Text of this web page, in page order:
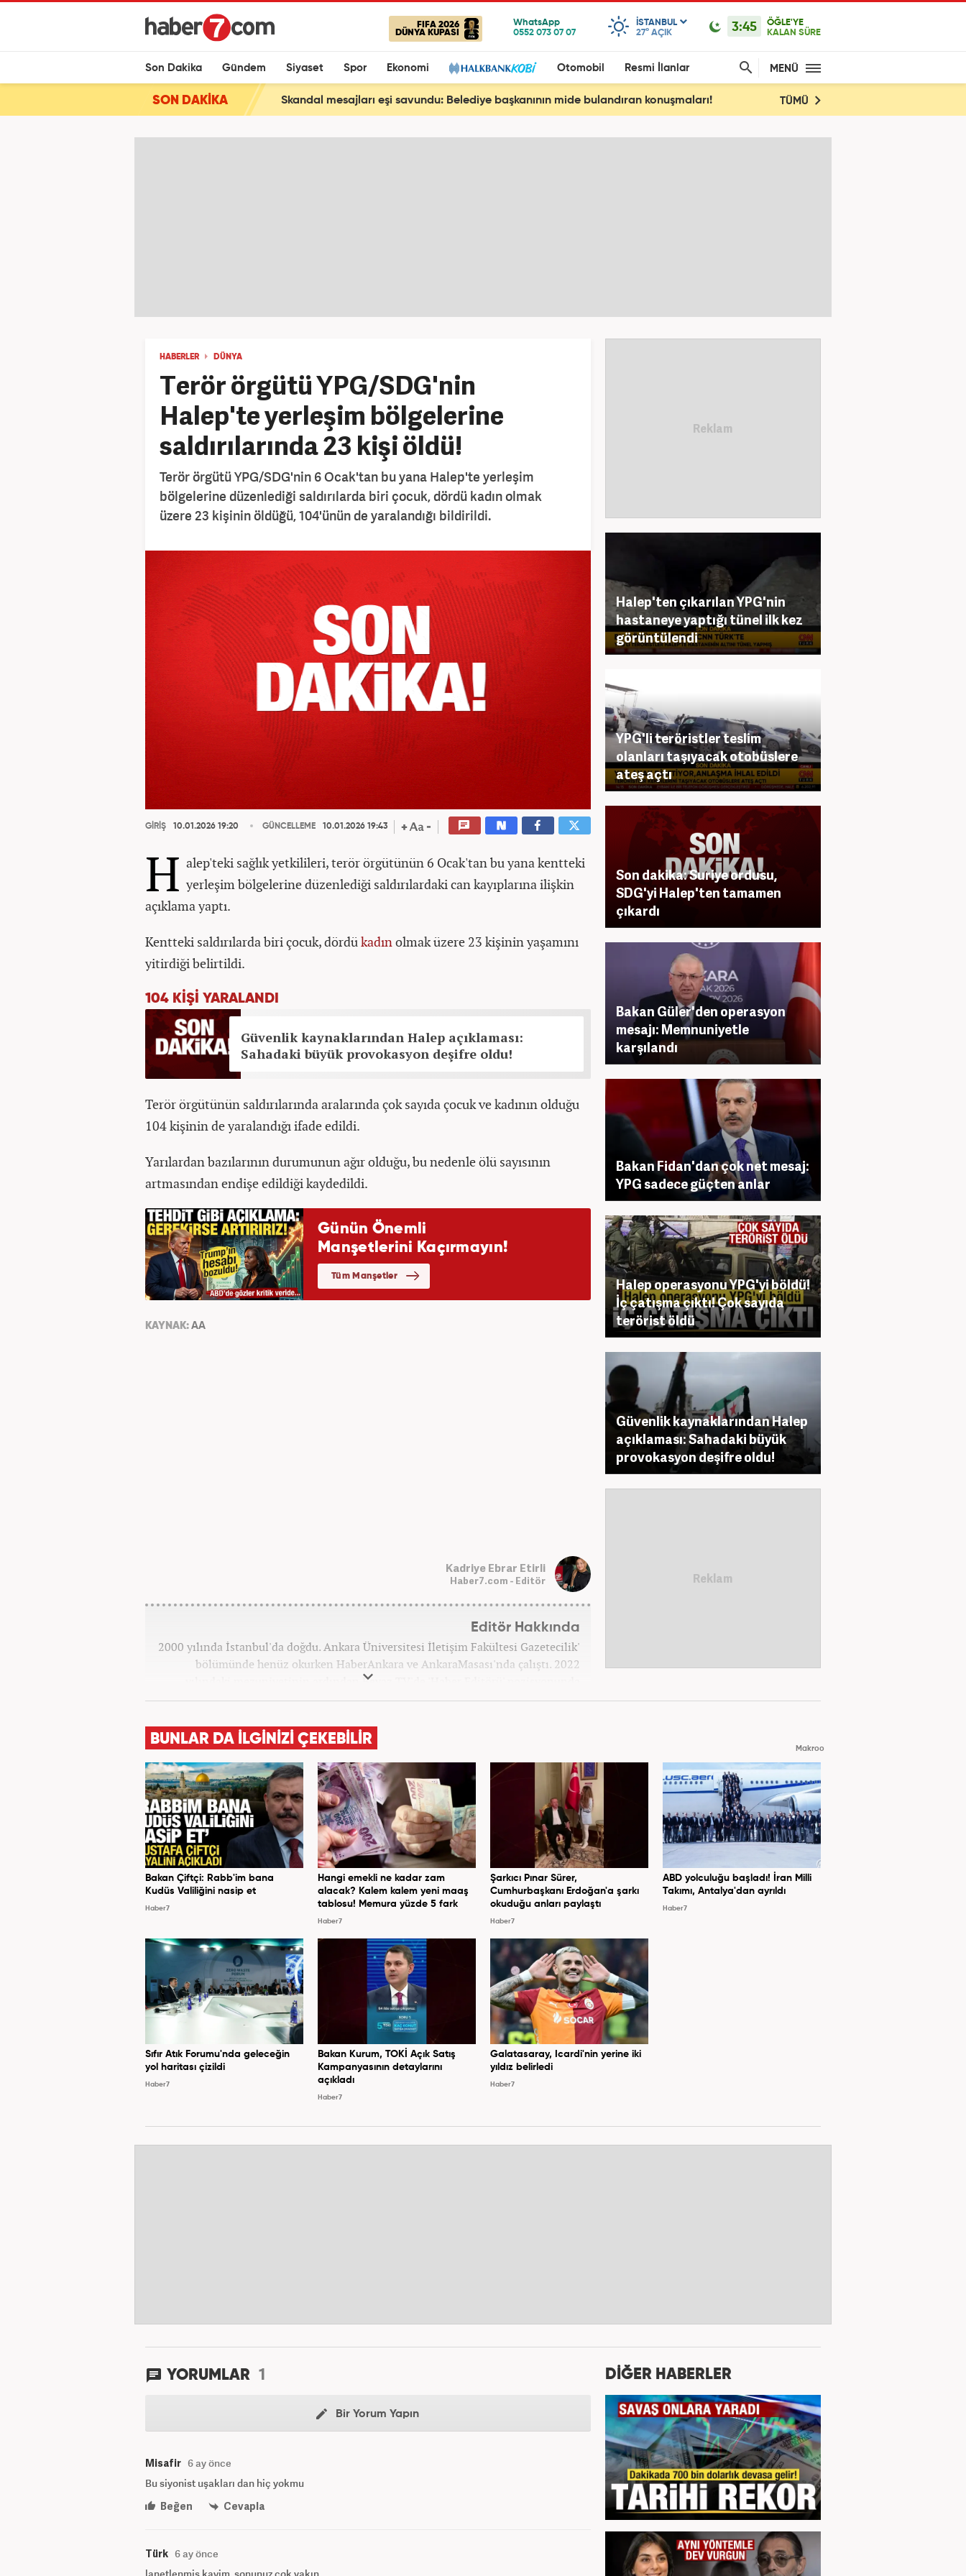
FIFA 2026
DÜNYA KUPASI
ISTANBUL
27° AÇIK 3:45
ÖĞLE'YE
KALAN SÜRE
Son Dakika Gündem Siyaset Spor Ekonomi Otomobil Resmi İlanlar MENÜ
SON DAKİKA Skandal mesajları eşi savundu: Belediye başkanının mide bulandıran konuşmaları! TÜMÜ
HABERLER DÜNYA
Terör örgütü YPG/SDG'nin
Halep'te yerleşim bölgelerine
saldırılarında 23 kişi öldü!
Terör örgütü YPG/SDG'nin 6 Ocak'tan bu yana Halep'te yerleşim
bölgelerine düzenlediği saldırılarda biri çocuk, dördü kadın olmak
üzere 23 kişinin öldüğü, 104'ünün de yaralandığı bildirildi.
GİRİŞ 10.01.2026 19:20 GÜNCELLEME 10.01.2026 19:43
H alep'teki sağlık yetkilileri, terör örgütünün 6 Ocak'tan bu yana kentteki
yerleşim bölgelerine düzenlediği saldırılardaki can kayıplarına ilişkin
açıklama yaptı.
Kentteki saldırılarda biri çocuk, dördükadınolmak üzere 23 kişinin yaşamını
yitirdiği belirtildi.
104 KİŞİ YARALANDI
Güvenlik kaynaklarından Halep açıklaması:
Sahadaki büyük provokasyon deşifre oldu!
Terör örgütünün saldırılarında aralarında çok sayıda çocuk ve kadının olduğu
104 kişinin de yaralandığı ifade edildi.
Yarılardan bazılarının durumunun ağır olduğu, bu nedenle ölü sayısının
artmasından endişe edildiği kaydedildi.
KAYNAK: AA
Kadriye Ebrar Etirli
Haber7.com - Editör
Editör Hakkında
2000 yılında İstanbul'da doğdu. Ankara Üniversitesi İletişim Fakültesi Gazetecilik'
bölümünde henüz okurken HaberAnkara ve AnkaraMasası'nda çalıştı. 2022
yılındaki mezuniyetinin ardından Beyaz TV'de 'Haber Editörü' pozisyonunda
görev aldı. 2024 yılının Şubat ayından itibaren Haber7'deki Gündem Editörü
Halep'ten çıkarılan YPG'nin
hastaneye yaptığı tünel ilk kez
görüntülendi
YPG'li teröristler teslim
olanları taşıyacak otobüslere
ateş açtı
Son dakika: Suriye ordusu,
SDG'yi Halep'ten tamamen
çıkardı
Bakan Güler'den operasyon
mesajı: Memnuniyetle
karşılandı
Bakan Fidan'dan çok net mesaj:
YPG sadece güçten anlar
Halep operasyonu YPG'yi böldü!
İç çatışma çıktı! Çok sayıda
terörist öldü
Güvenlik kaynaklarından Halep
açıklaması: Sahadaki büyük
provokasyon deşifre oldu!
BUNLAR DA İLGİNİZİ ÇEKEBİLİR
Makroo
Bakan Çiftçi: Rabb'im bana
Kudüs Valiliğini nasip et
Haber7
Hangi emekli ne kadar zam
alacak? Kalem kalem yeni maaş
tablosu! Memura yüzde 5 fark
Haber7
Şarkıcı Pınar Sürer,
Cumhurbaşkanı Erdoğan'a şarkı
okuduğu anları paylaştı
Haber7
ABD yolculuğu başladı! İran Milli
Takımı, Antalya'dan ayrıldı
Haber7
Sıfır Atık Forumu'nda geleceğin
yol haritası çizildi
Haber7
Bakan Kurum, TOKİ Açık Satış
Kampanyasının detaylarını
açıkladı
Haber7
Galatasaray, Icardi'nin yerine iki
yıldız belirledi
Haber7
YORUMLAR 1
Bir Yorum Yapın
Misafir 6 ay önce
Bu siyonist uşakları dan hiç yokmu
Beğen
Cevapla
Türk 6 ay önce
DİĞER HABERLER